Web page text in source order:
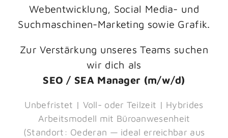
Webentwicklung, Social Media- und
Suchmaschinen-Marketing sowie Grafik.
Zur Verstärkung unseres Teams suchen
wir dich als
SEO / SEA Manager (m/w/d)
Unbefristet | Voll- oder Teilzeit | Hybrides
Arbeitsmodell mit Büroanwesenheit
(Standort: Oederan — ideal erreichbar aus